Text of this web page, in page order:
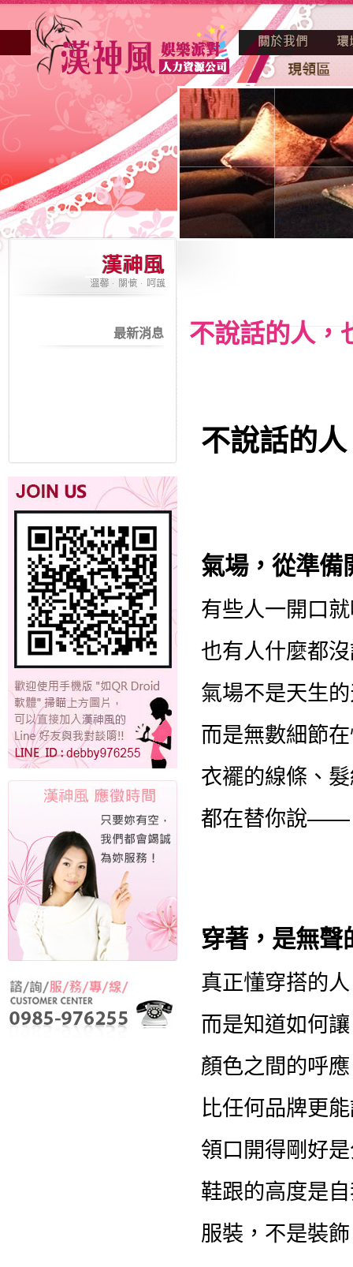
最新消息 不說話的人，
不說話的
氣場，從準備
有些人一開口
也有人什麼都
氣場不是天生
而是無數細節
衣襬的線條、
都在替你說——
穿著，是無聲
真正懂穿搭的
而是知道如何
顏色之間的呼
比任何品牌更
領口開得剛好
鞋跟的高度是
服裝，不是裝